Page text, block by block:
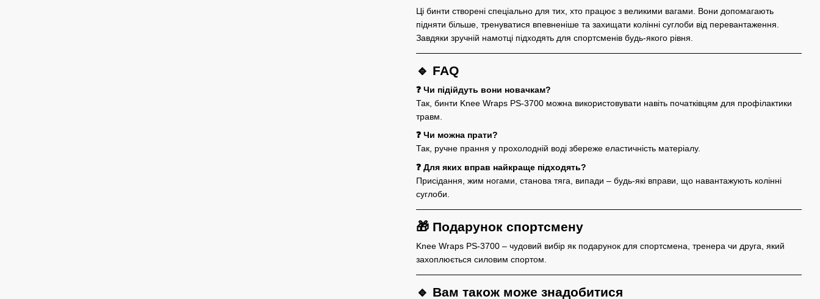
Ці бинти створені спеціально для тих, хто працює з великими вагами. Вони допомагають
підняти більше, тренуватися впевненіше та захищати колінні суглоби від перевантаження.
Завдяки зручній намотці підходять для спортсменів будь-якого рівня.
🔹 FAQ
❓ Чи підійдуть вони новачкам?
Так, бинти Knee Wraps PS-3700 можна використовувати навіть початківцям для профілактики
травм.
❓ Чи можна прати?
Так, ручне прання у прохолодній воді збереже еластичність матеріалу.
❓ Для яких вправ найкраще підходять?
Присідання, жим ногами, станова тяга, випади – будь-які вправи, що навантажують колінні
суглоби.
🎁 Подарунок спортсмену
Knee Wraps PS-3700 – чудовий вибір як подарунок для спортсмена, тренера чи друга, який
захоплюється силовим спортом.
🔹 Вам також може знадобитися